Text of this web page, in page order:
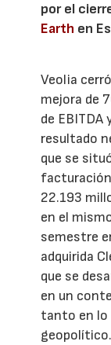
por el
Earth en
Veolia
mejora de
de EBITDA
resultado
que se
22.193
en el
semestre
adquirida
que se
en un
tanto en lo
geopolítico.